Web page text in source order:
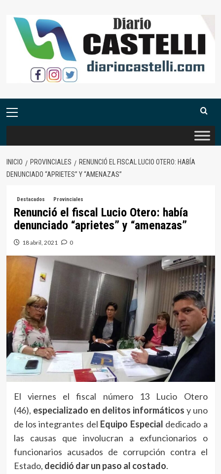
contenido
Menú
INICIO PROVINCIALES
RENUNCIÓ EL FISCAL LUCIO OTERO: HABÍA
DENUNCIADO “APRIETES” Y “AMENAZAS”
Destacados Provinciales
Renunció el fiscal Lucio Otero: había
denunciado “aprietes” y “amenazas”
18 abril, 2021 0
El viernes el fiscal número 13 Lucio Otero
(46), especializado en delitos informáticos y uno
de los integrantes del Equipo Especial dedicado a
las causas que involucran a exfuncionarios o
funcionarios acusados de corrupción contra el
Estado, decidió dar un paso al costado.